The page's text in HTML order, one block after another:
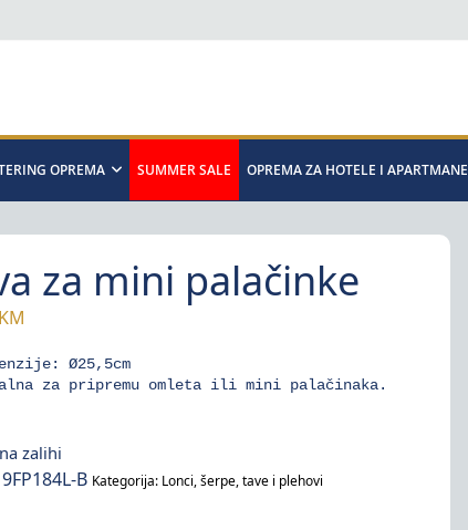
OPREMA SUMMER SALE OPREMA ZA HOTELE I APARTMANE
za mini palačinke
KM
Ø25,5cm
za pripremu omleta ili mini palačinaka.
zalihi
B Kategorija: Lonci, šerpe, tave i plehovi